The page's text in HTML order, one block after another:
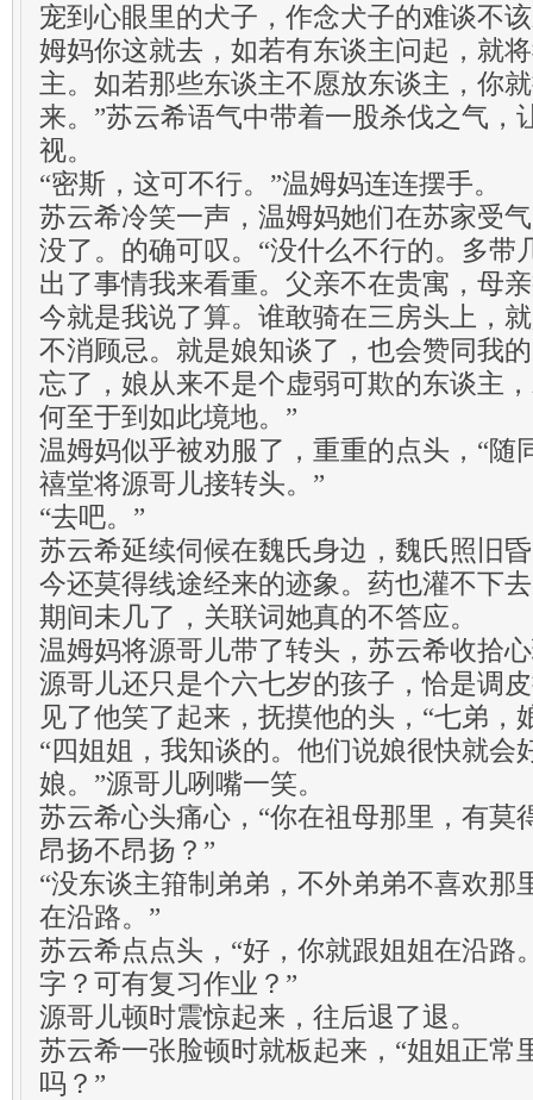
宠到心眼里的犬子，作念犬子的难谈不
姆妈你这就去，如若有东谈主问起，就
主。如若那些东谈主不愿放东谈主，你
来。”苏云希语气中带着一股杀伐之气，
视。
“密斯，这可不行。”温姆妈连连摆手。
苏云希冷笑一声，温姆妈她们在苏家受
没了。的确可叹。“没什么不行的。多带
出了事情我来看重。父亲不在贵寓，母
今就是我说了算。谁敢骑在三房头上，
不消顾忌。就是娘知谈了，也会赞同我
忘了，娘从来不是个虚弱可欺的东谈主
何至于到如此境地。”
温姆妈似乎被劝服了，重重的点头，“随
禧堂将源哥儿接转头。”
“去吧。”
苏云希延续伺候在魏氏身边，魏氏照旧
今还莫得线途经来的迹象。药也灌不下
期间未几了，关联词她真的不答应。
温姆妈将源哥儿带了转头，苏云希收拾
源哥儿还只是个六七岁的孩子，恰是调
见了他笑了起来，抚摸他的头，“七弟，
“四姐姐，我知谈的。他们说娘很快就会
娘。”源哥儿咧嘴一笑。
苏云希心头痛心，“你在祖母那里，有莫
昂扬不昂扬？”
“没东谈主箝制弟弟，不外弟弟不喜欢那
在沿路。”
苏云希点点头，“好，你就跟姐姐在沿路
字？可有复习作业？”
源哥儿顿时震惊起来，往后退了退。
苏云希一张脸顿时就板起来，“姐姐正常
吗？”